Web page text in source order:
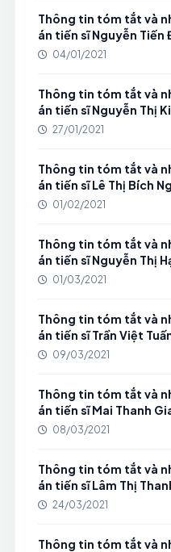
Thông tin tóm tắt và
án tiến sĩ Nguyễn Tiến
04/01/2021
Thông tin tóm tắt và
án tiến sĩ Nguyễn Thị
27/01/2021
Thông tin tóm tắt và
án tiến sĩ Lê Thị Bích
01/02/2021
Thông tin tóm tắt và
án tiến sĩ Nguyễn Thị
01/03/2021
Thông tin tóm tắt và
án tiến sĩ Trần Việt
09/03/2021
Thông tin tóm tắt và
án tiến sĩ Mai Thanh
08/03/2021
Thông tin tóm tắt và
án tiến sĩ Lâm Thị
24/03/2021
Thông tin tóm tắt và